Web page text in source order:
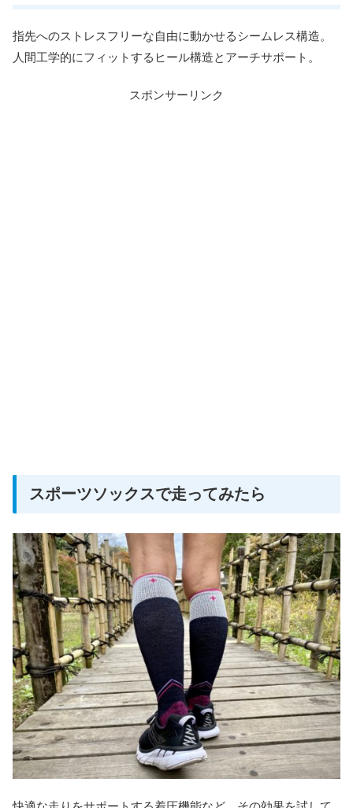
指先へのストレスフリーな自由に動かせるシームレス構造。
人間工学的にフィットするヒール構造とアーチサポート。
スポンサーリンク
スポーツソックスで走ってみたら